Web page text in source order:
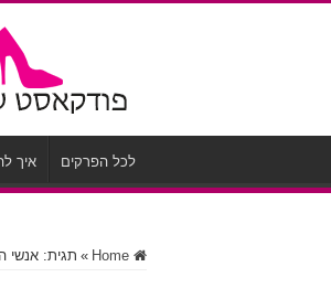
לכל הפרקים איך
» תגית: אנשי